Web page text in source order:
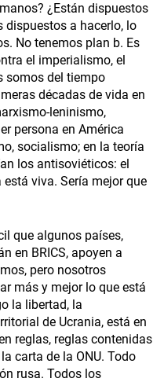
¿Están dispuestos
dispuestos a hacerlo, lo
No tenemos plan b. Es
el imperialismo, el
somos del tiempo
décadas de vida en
leninismo,
persona en América
socialismo; en la teoría
los antisoviéticos: el
viva. Sería mejor que
que algunos países,
en BRICS, apoyen a
pero nosotros
más y mejor lo que está
la libertad, la
de Ucrania, está en
reglas, reglas contenidas
carta de la ONU. Todo
rusa. Todos los